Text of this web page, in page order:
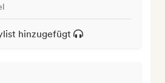
hinzugefügt